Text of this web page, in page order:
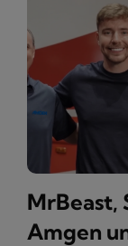
MrBeast,
Amgen